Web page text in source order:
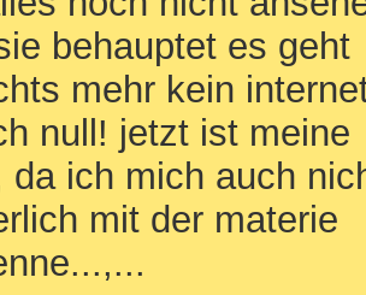
behauptet es geht
mehr kein
null! jetzt ist meine
da ich mich auch
mit der materie